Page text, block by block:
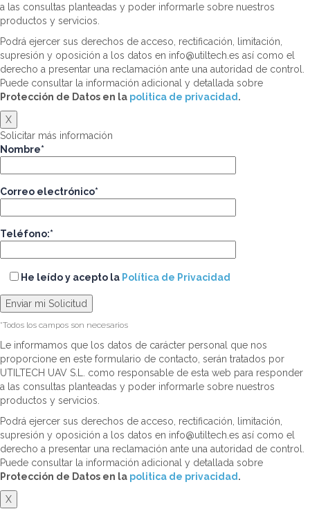
a las consultas planteadas y poder informarle sobre nuestros
productos y servicios.
Podrá ejercer sus derechos de acceso, rectificación, limitación,
supresión y oposición a los datos en info@utiltech.es así como el
derecho a presentar una reclamación ante una autoridad de control.
Puede consultar la información adicional y detallada sobre
Protección de Datos en la politica de privacidad .
X
Solicitar más información
Nombre*
Correo electrónico*
Teléfono:*
He leído y acepto la Política de Privacidad
*Todos los campos son necesarios
Le informamos que los datos de carácter personal que nos
proporcione en este formulario de contacto, serán tratados por
UTILTECH UAV S.L. como responsable de esta web para responder
a las consultas planteadas y poder informarle sobre nuestros
productos y servicios.
Podrá ejercer sus derechos de acceso, rectificación, limitación,
supresión y oposición a los datos en info@utiltech.es así como el
derecho a presentar una reclamación ante una autoridad de control.
Puede consultar la información adicional y detallada sobre
Protección de Datos en la politica de privacidad .
X